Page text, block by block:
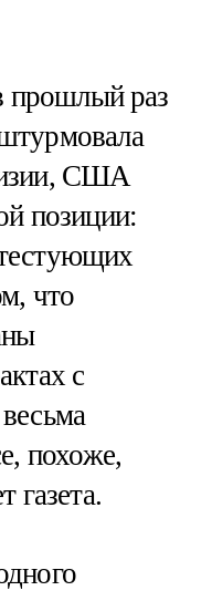
прошлый раз
США
позиции:
что
с
похоже,
газета.